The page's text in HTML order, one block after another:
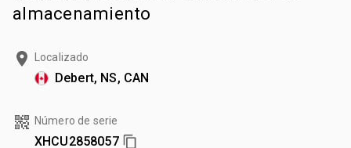
almacenamiento
Localizado
Debert, NS, CAN
Número de serie
XHCU2858057